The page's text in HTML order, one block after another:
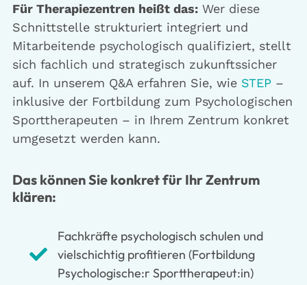
Für Therapiezentren heißt das:Wer diese
Schnittstelle strukturiert integriert und
Mitarbeitende psychologisch qualifiziert, stellt
sich fachlich und strategisch zukunftssicher
auf. In unserem Q&A erfahren Sie, wie STEP–
inklusive der Fortbildung zum Psychologischen
Sporttherapeuten – in Ihrem Zentrum konkret
umgesetzt werden kann.
Das können Sie konkret für Ihr Zentrum
klären:
Fachkräfte psychologisch schulen und
vielschichtig profitieren (Fortbildung
Psychologische:r Sporttherapeut:in)